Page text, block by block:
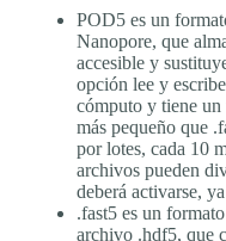
POD5 es un
Nanopore, que
accesible y
opción lee y
cómputo y tiene un
más pequeño que
por lotes, cada 10
archivos pueden
deberá activarse,
.fast5 es un
archivo .hdf5, que